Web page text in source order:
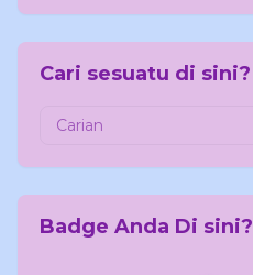
Cari sesuatu di sini?
Badge Anda Di sini?